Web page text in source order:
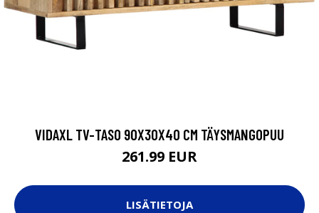
VIDAXL TV-TASO 90X30X40 CM TÄYSMANGOPUU
261.99 EUR
LISÄTIETOJA